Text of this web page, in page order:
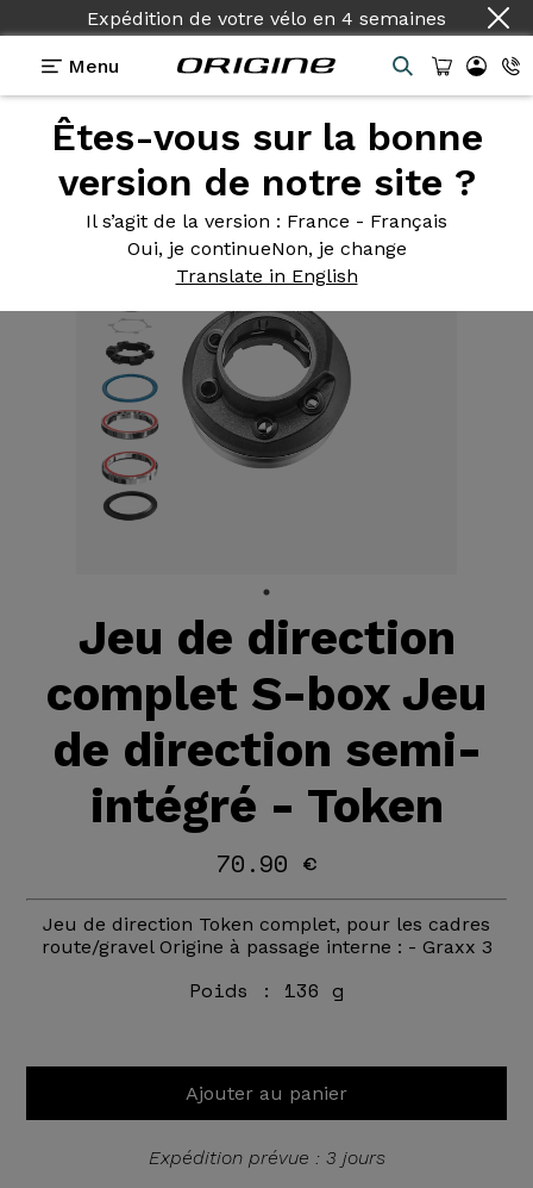
Expédition de votre vélo en 4 semaines
Menu
Êtes-vous sur la bonne
version de notre site ?
Il s’agit de la version : France - Français
Oui, je continueNon, je change
Translate in English
Equipements>Jeu de direction complet>S-box
Jeu de direction
complet S-box Jeu
de direction semi-
intégré - Token
70.90 €
Jeu de direction Token complet, pour les cadres
route/gravel Origine à passage interne : - Graxx 3
Poids : 136 g
Ajouter au panier
Expédition prévue : 3 jours